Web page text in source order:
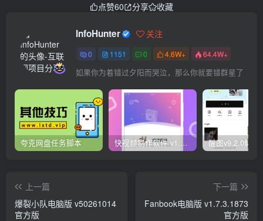
点赞60 分享 收藏
InfoHunter 关注
0 1151 0 4.6W+ 64.4W+
如果你为着错过夕阳而哭泣，那么你就要错群星了
夸克网盘任务脚本 快视频制作软件 v1.1.1安卓版
上一篇
爆裂小队电脑版 v50261014
官方版
下一篇
Fanbook电脑版 v1.7.3.1873
官方版